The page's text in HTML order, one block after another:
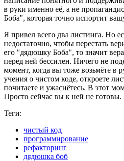
в руки именно её, а не
Боба", которая точно испортит
Я привел всего два листинга. Но
недостаточно, чтобы перестать
его "дядюшку Боба", то значит
перед ней бессилен. Ничего не
момент, когда вы тоже возьмёте в
учения о чистом коде, откроете
почитаете и ужаснётесь. В этот
Просто сейчас вы к ней не готовы.
Теги:
чистый код
программирование
рефакторинг
дядюшка боб